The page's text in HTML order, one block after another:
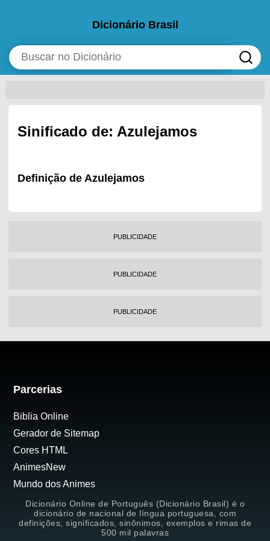
Dicionário Brasil
Sinificado de: Azulejamos
Definição de Azulejamos
PUBLICIDADE
PUBLICIDADE
PUBLICIDADE
Parcerias
Biblia Online
Gerador de Sitemap
Cores HTML
AnimesNew
Mundo dos Animes
Dicionário Online de Português (Dicionário Brasil) é o
dicionário de nacional de língua portuguesa, com
definições, significados, sinônimos, exemplos e rimas de
500 mil palavras